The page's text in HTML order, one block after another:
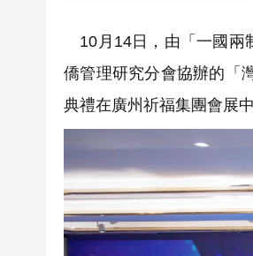
10月14日，由「一國兩
僑管理研究分會協辦的「
典禮在廣州祈福集團會展中